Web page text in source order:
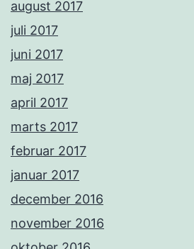
august 2017
juli 2017
juni 2017
maj 2017
april 2017
marts 2017
februar 2017
januar 2017
december 2016
november 2016